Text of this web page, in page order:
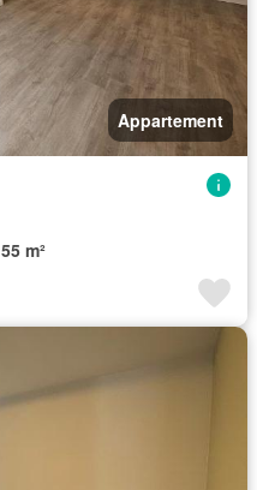
Appartement
55 m²